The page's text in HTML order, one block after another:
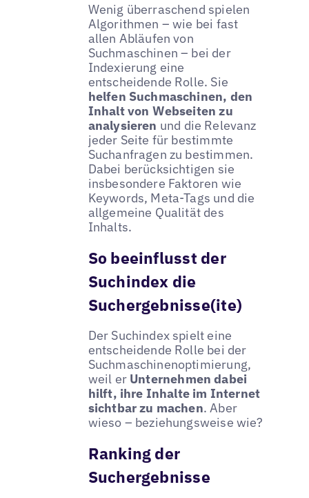
Wenig überraschend spielen
Algorithmen – wie bei fast
allen Abläufen von
Suchmaschinen – bei der
Indexierung eine
entscheidende Rolle. Sie
helfen Suchmaschinen, den
Inhalt von Webseiten zu
analysieren und die Relevanz
jeder Seite für bestimmte
Suchanfragen zu bestimmen.
Dabei berücksichtigen sie
insbesondere Faktoren wie
Keywords, Meta-Tags und die
allgemeine Qualität des
Inhalts.
So beeinflusst der
Suchindex die
Suchergebnisse(ite)
Der Suchindex spielt eine
entscheidende Rolle bei der
Suchmaschinenoptimierung,
weil er Unternehmen dabei
hilft, ihre Inhalte im Internet
sichtbar zu machen. Aber
wieso – beziehungsweise wie?
Ranking der
Suchergebnisse